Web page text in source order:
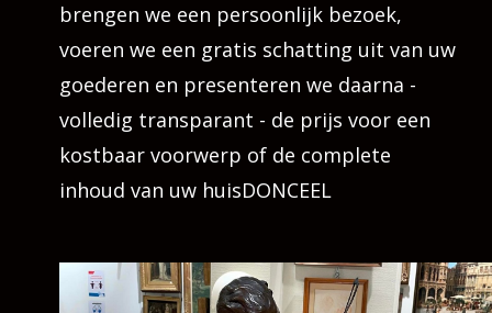
brengen we een persoonlijk bezoek,
voeren we een gratis schatting uit van uw
goederen en presenteren we daarna -
volledig transparant - de prijs voor een
kostbaar voorwerp of de complete
inhoud van uw huisDONCEEL